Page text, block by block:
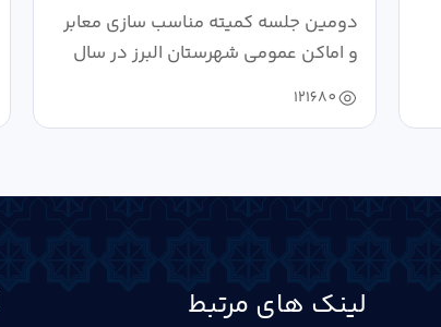
دومین جلسه کمیته مناسب سازی معابر
و اماکن عمومی شهرستان البرز در سال
۱۴۰۴ به...
121680
لینک های مرتبط